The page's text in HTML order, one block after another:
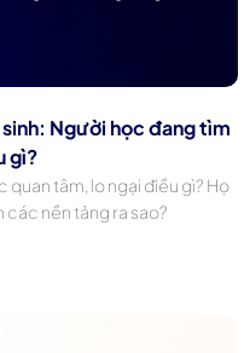
Người học đang tìm
gì?
quan tâm, lo ngại điều gì? Họ
nền tảng ra sao?